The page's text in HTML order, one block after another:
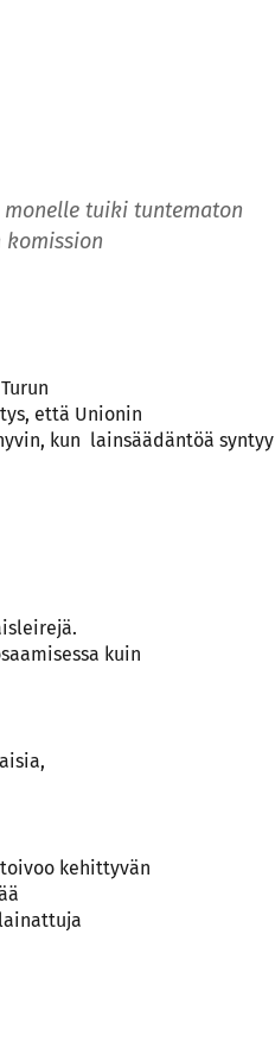
tuiki tuntematon
komission
että Unionin
kun lainsäädäntöä syntyy
kuin
kehittyvän